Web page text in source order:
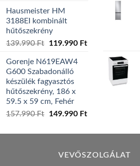
was:
139.990 Ft.
Hausmeister HM
3188EI kombinált
hűtőszekrény
139.990Ft
Original
was:
139.990 Ft.
119.990 FtCurrent
119.990 Ft.
Gorenje N619EAW4
G600 Szabadonálló
készülék fagyasztós
hűtőszekrény, 186 x
59.5 x 59 cm, Fehér
157.990Ft
Original
was:
149.990 FtCurrent
is:
VEVŐSZOLGÁLAT